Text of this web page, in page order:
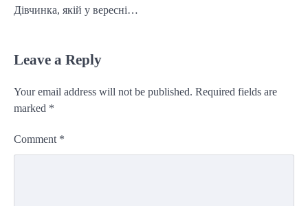
Дівчинка, якій у вересні…
Leave a Reply
Your email address will not be published. Required fields are
marked *
Comment *